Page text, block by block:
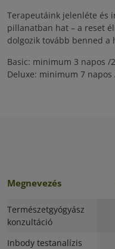
Terapeutáink jelenléte és
pillanatban hat – a reset
dolgozik tovább benned a
Basic: minimum 3 napos /
Deluxe: minimum 7
Megnevezés
Természetgyógyász
konzultáció
Inbody testanalízis